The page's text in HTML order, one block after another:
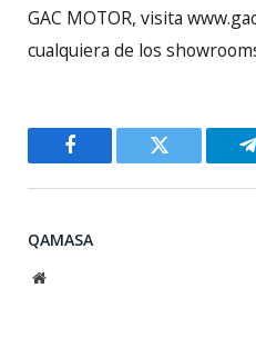
GAC MOTOR, visita
cualquiera de los
Facebook Twitter
QAMASA
Website